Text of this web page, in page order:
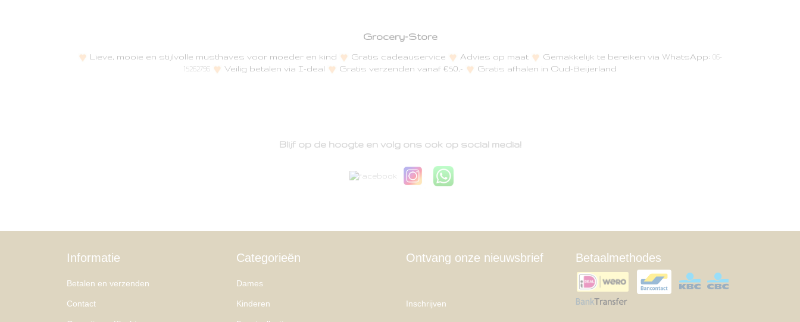
Grocery-Store
Lieve, mooie en stijlvolle musthaves voor moeder en kind Gratis cadeauservice Advies op maat Gemakkelijk te bereiken via WhatsApp: 06-
15262796
Veilig betalen via I-deal Gratis verzenden vanaf €50,- Gratis afhalen in Oud-Beijerland
Blijf op de hoogte en volg ons ook op social media!
Informatie
Betalen en verzenden
Contact
Categorieën
Dames
Kinderen
Ontvang onze nieuwsbrief
Inschrijven
Betaalmethodes